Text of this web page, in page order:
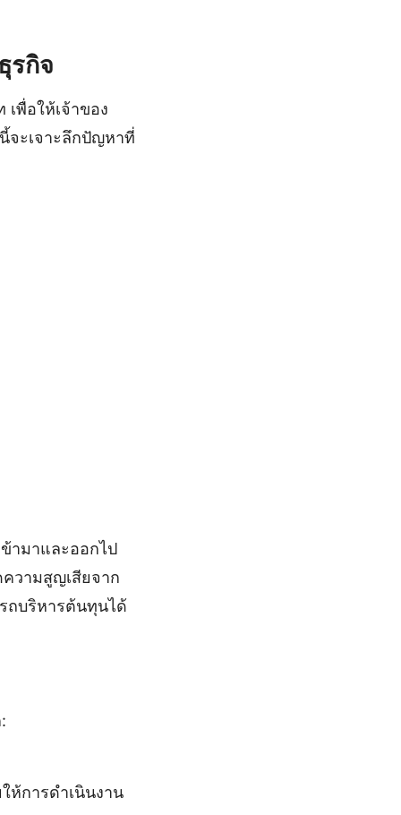
รกิจ
พื่อให้เจ้าของ
จะเจาะลึกปัญหาที่
ามาและออกไป
วามสูญเสียจาก
ถบริหารต้นทุนได้
ห้การดำเนินงาน